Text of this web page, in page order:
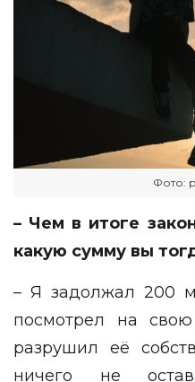
Фото:
– Чем в итоге
какую сумму вы
– Я задолжал 200
посмотрел на
разрушил её
ничего не